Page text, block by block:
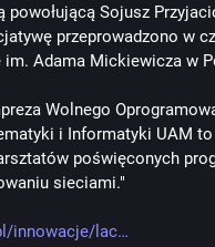
powołującą Sojusz
przeprowadzono w
im. Adama Mickiewicza w
Wolnego
i Informatyki UAM
poświęconych
sieciami."
innowacje/lac